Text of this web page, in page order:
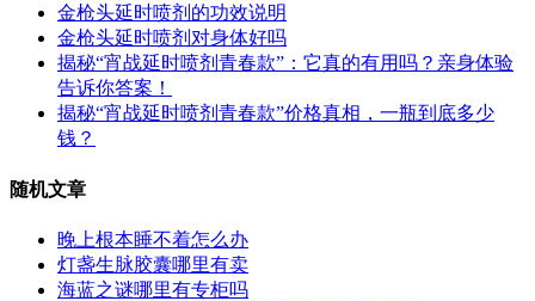
金枪头延时喷剂的功效说明
金枪头延时喷剂对身体好吗
揭秘“宵战延时喷剂青春款”：它真的有用吗？亲身体验
告诉你答案！
揭秘“宵战延时喷剂青春款”价格真相，一瓶到底多少
钱？
随机文章
晚上根本睡不着怎么办
灯盏生脉胶囊哪里有卖
海蓝之谜哪里有专柜吗